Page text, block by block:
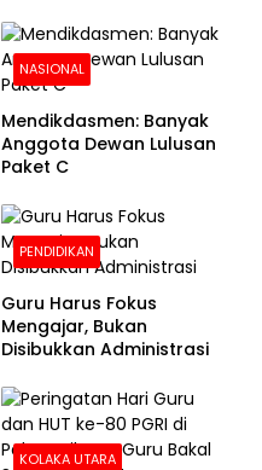
NASIONAL
Mendikdasmen: Banyak
Anggota Dewan Lulusan
Paket C
PENDIDIKAN
Guru Harus Fokus
Mengajar, Bukan
Disibukkan Administrasi
KOLAKA UTARA